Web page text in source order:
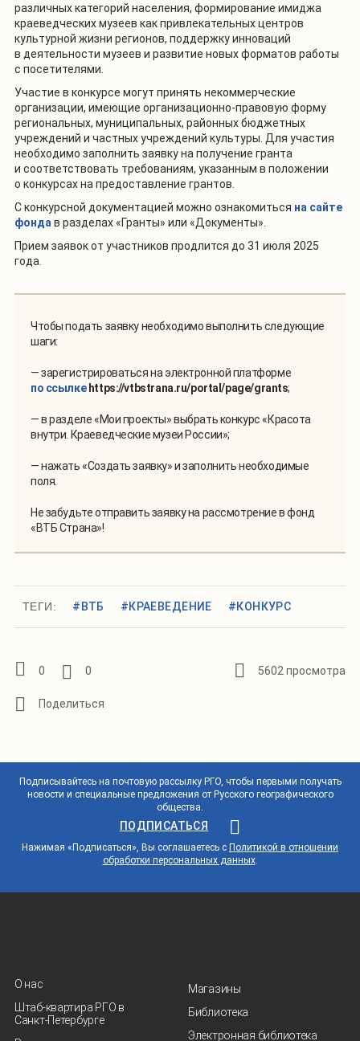
различных категорий населения, формирование имиджа
краеведческих музеев как привлекательных центров
культурной жизни регионов, поддержку инноваций
в деятельности музеев и развитие новых форматов работы
с посетителями.
Участие в конкурсе могут принять некоммерческие
организации, имеющие организационно-правовую форму
региональных, муниципальных, районных бюджетных
учреждений и частных учреждений культуры. Для участия
необходимо заполнить заявку на получение гранта
и соответствовать требованиям, указанным в положении
о конкурсах на предоставление грантов.
С конкурсной документацией можно ознакомиться на сайте
фонда в разделах «Гранты» или «Документы».
Прием заявок от участников продлится до 31 июля 2025
года.
Чтобы подать заявку необходимо выполнить следующие
шаги:
— зарегистрироваться на электронной платформе
по ссылке https://vtbstrana.ru/portal/page/grants;
— в разделе «Мои проекты» выбрать конкурс «Красота
внутри. Краеведческие музеи России»;
— нажать «Создать заявку» и заполнить необходимые
поля.
Не забудьте отправить заявку на рассмотрение в фонд
«ВТБ Страна»!
ТЕГИ: #ВТБ #КРАЕВЕДЕНИЕ #КОНКУРС
0 0 5602 просмотра
Подписывайтесь на почтовую рассылку РГО, чтобы первыми получать
новости и специальные предложения от Русского географического
общества.
ПОДПИСАТЬСЯ
Нажимая «Подписаться», Вы соглашаетесь с Политикой в отношении
обработки персональных данных.
О нас
Штаб-квартира РГО в
Санкт‑Петербурге
Магазины
Библиотека
Электронная библиотека